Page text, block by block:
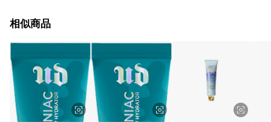
行為，不具贈點資格，部分退款不在此限。 6. APP 請更新至
運費，攤位費等不具贈點資格。 9. LINE 購物站上之商品規格、
顏色、價位、贈品如與 Pinkoi 商品資訊頁及購物車不符，以
Pinkoi 購物商品資訊頁及購物車標示為準。 10. 點數紅包使用規
則請以點數紅包活動說明為準。 11. 若於 LINE 購物前往 Pinkoi
頁面後才首次下載 Pinkoi APP 並完成訂單，不符合導購資格；承
上，首次下載 Pinkoi APP 後，需透過 LINE 購物前往 Pinkoi 頁
相似商品